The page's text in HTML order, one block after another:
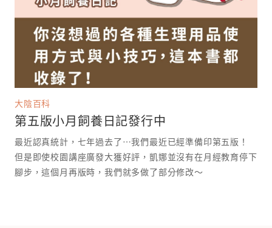
大陰百科
第五版小月飼養日記發行中
最近認真統計，七年過去了⋯我們最近已經準備印第五版！
但是即使校園講座廣發大獲好評，凱娜並沒有在月經教育停下
腳步，這個月再版時，我們就多做了部分修改～